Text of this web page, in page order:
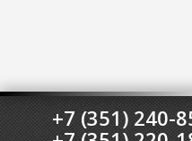
+7 (351) 240-